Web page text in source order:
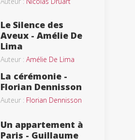
Le Silence des
Aveux - Amélie De
Lima
Auteur : Amélie De Lima
La cérémonie -
Florian Dennisson
Auteur : Florian Dennisson
Un appartement à
Paris - Guillaume